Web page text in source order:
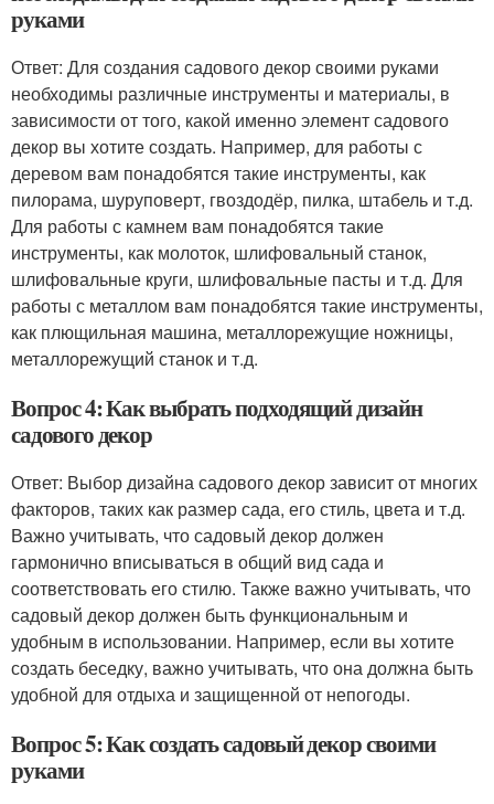
руками
Ответ: Для создания садового декор своими руками
необходимы различные инструменты и материалы, в
зависимости от того, какой именно элемент садового
декор вы хотите создать. Например, для работы с
деревом вам понадобятся такие инструменты, как
пилорама, шуруповерт, гвоздодёр, пилка, штабель и т.д.
Для работы с камнем вам понадобятся такие
инструменты, как молоток, шлифовальный станок,
шлифовальные круги, шлифовальные пасты и т.д. Для
работы с металлом вам понадобятся такие инструменты,
как плющильная машина, металлорежущие ножницы,
металлорежущий станок и т.д.
Вопрос 4: Как выбрать подходящий дизайн
садового декор
Ответ: Выбор дизайна садового декор зависит от многих
факторов, таких как размер сада, его стиль, цвета и т.д.
Важно учитывать, что садовый декор должен
гармонично вписываться в общий вид сада и
соответствовать его стилю. Также важно учитывать, что
садовый декор должен быть функциональным и
удобным в использовании. Например, если вы хотите
создать беседку, важно учитывать, что она должна быть
удобной для отдыха и защищенной от непогоды.
Вопрос 5: Как создать садовый декор своими
руками